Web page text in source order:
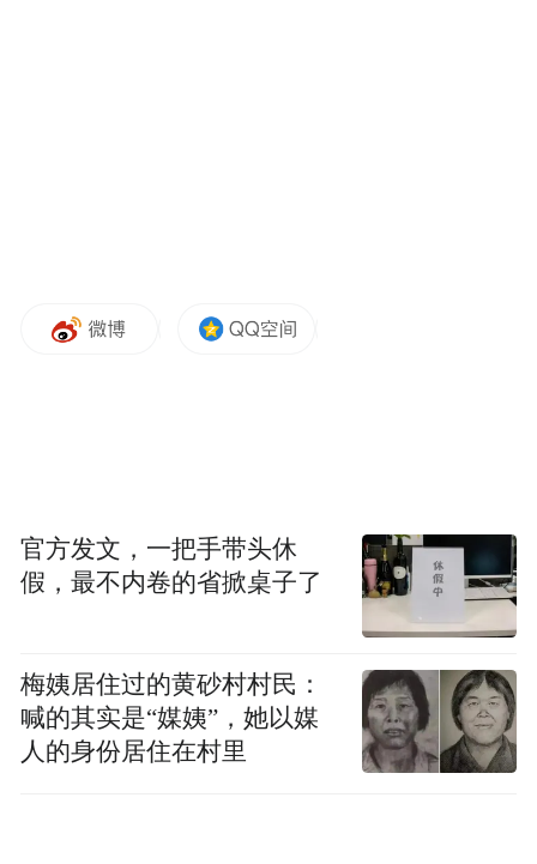
官方发文，一把手带头休
假，最不内卷的省掀桌子了
梅姨居住过的黄砂村村民：
喊的其实是“媒姨”，她以媒
人的身份居住在村里